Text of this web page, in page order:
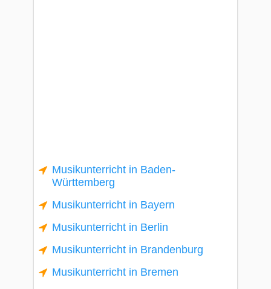
Musikunterricht in Baden-
Württemberg
Musikunterricht in Bayern
Musikunterricht in Berlin
Musikunterricht in Brandenburg
Musikunterricht in Bremen